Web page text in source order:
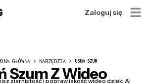
Zaloguj się
GŁÓWNA NARZĘDZIA USUŃ SZUM
Szum Z Wideo
ziarnistość i popraw jakość wideo dzięki AI